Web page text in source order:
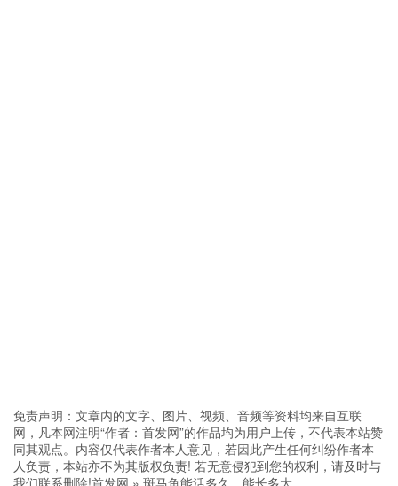
免责声明：文章内的文字、图片、视频、音频等资料均来自互联
网，凡本网注明“作者：首发网”的作品均为用户上传，不代表本站赞
同其观点。内容仅代表作者本人意见，若因此产生任何纠纷作者本
人负责，本站亦不为其版权负责! 若无意侵犯到您的权利，请及时与